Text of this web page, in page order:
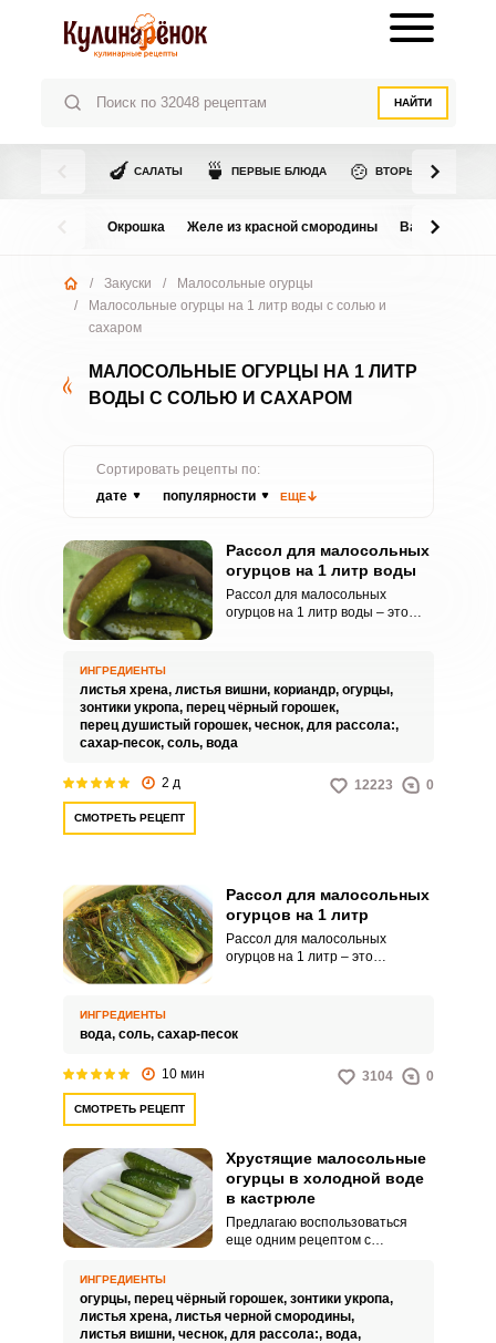
НАЙТИ
🍆 САЛАТЫ 🍵 ПЕРВЫЕ БЛЮДА 🍲 ВТОРЫЕ БЛЮДА
Окрошка Желе из красной смородины Варенье из
/ Закуски /
Малосольные огурцы
/
Малосольные огурцы на 1 литр воды с солью и
сахаром
МАЛОСОЛЬНЫЕ ОГУРЦЫ НА 1 ЛИТР
ВОДЫ С СОЛЬЮ И САХАРОМ
Сортировать рецепты по:
дате
популярности ЕЩЕ
Рассол для малосольных
огурцов на 1 литр воды
Рассол для малосольных
огурцов на 1 литр воды – это
наиболее вкусного результата.
ИНГРЕДИЕНТЫ
листья хрена, листья вишни, кориандр, огурцы,
зонтики укропа, перец чёрный горошек,
перец душистый горошек, чеснок, для рассола:,
сахар-песок, соль, вода
2 д 12223 0
СМОТРЕТЬ РЕЦЕПТ
Рассол для малосольных
огурцов на 1 литр
Рассол для малосольных
огурцов на 1 литр – это
получатся хрустящими, но при
ИНГРЕДИЕНТЫ
вода, соль, сахар-песок
10 мин 3104 0
СМОТРЕТЬ РЕЦЕПТ
Хрустящие малосольные
огурцы в холодной воде
в кастрюле
Предлагаю воспользоваться
еще одним рецептом с
огурцы, приготовленные в
холодной воде, получаются
хрустящими и достаточно
ИНГРЕДИЕНТЫ
огурцы, перец чёрный горошек, зонтики укропа,
листья хрена, листья черной смородины,
листья вишни, чеснок, для рассола:, вода,